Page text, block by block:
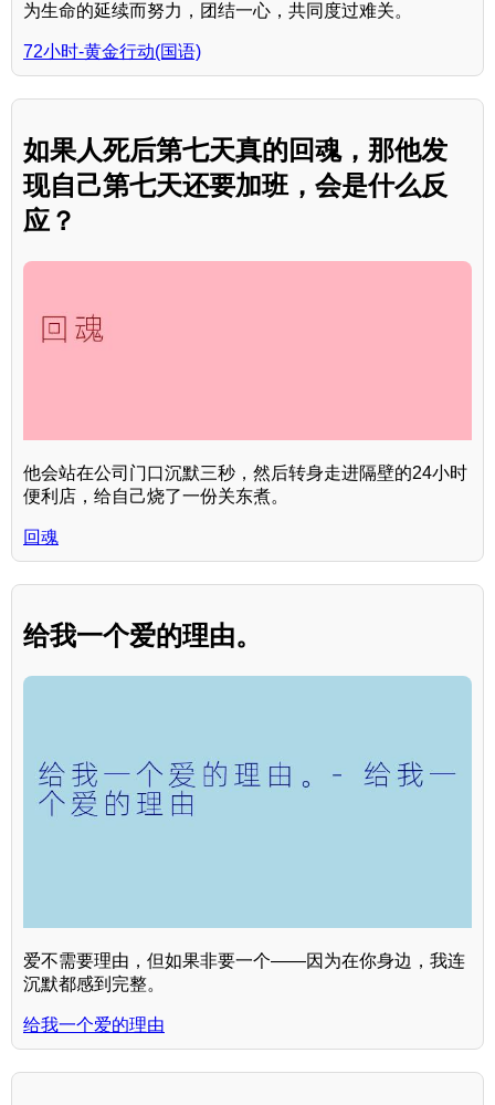
为生命的延续而努力，团结一心，共同度过难关。
72小时-黄金行动(国语)
如果人死后第七天真的回魂，那他发
现自己第七天还要加班，会是什么反
应？
他会站在公司门口沉默三秒，然后转身走进隔壁的24小时
便利店，给自己烧了一份关东煮。
回魂
给我一个爱的理由。
爱不需要理由，但如果非要一个——因为在你身边，我连
沉默都感到完整。
给我一个爱的理由